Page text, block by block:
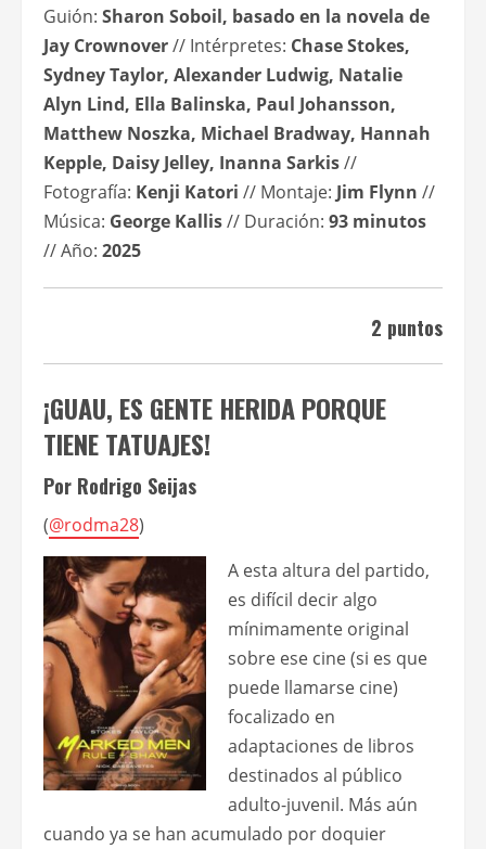
Guión: Sharon Soboil, basado en la novela de
Jay Crownover// Intérpretes: Chase Stokes,
Sydney Taylor, Alexander Ludwig, Natalie
Alyn Lind, Ella Balinska, Paul Johansson,
Matthew Noszka, Michael Bradway, Hannah
Kepple, Daisy Jelley, Inanna Sarkis//
Fotografía: Kenji Katori // Montaje: Jim Flynn //
Música: George Kallis// Duración: 93 minutos
// Año: 2025
2 puntos
¡GUAU, ES GENTE HERIDA PORQUE
TIENE TATUAJES!
Por Rodrigo Seijas
(@rodma28)
A esta altura del partido,
es difícil decir algo
mínimamente original
sobre ese cine (si es que
puede llamarse cine)
focalizado en
adaptaciones de libros
destinados al público
adulto-juvenil. Más aún
cuando ya se han acumulado por doquier